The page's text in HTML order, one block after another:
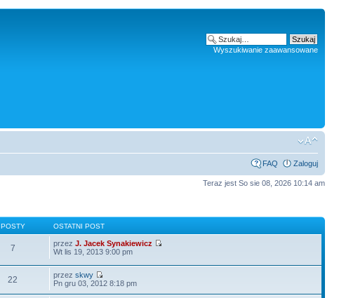
Wyszukiwanie zaawansowane
FAQ Zaloguj
Teraz jest So sie 08, 2026 10:14 am
POSTY OSTATNI POST
7 przezJ. Jacek Synakiewicz
Wt lis 19, 2013 9:00 pm
22 przezskwy
Pn gru 03, 2012 8:18 pm